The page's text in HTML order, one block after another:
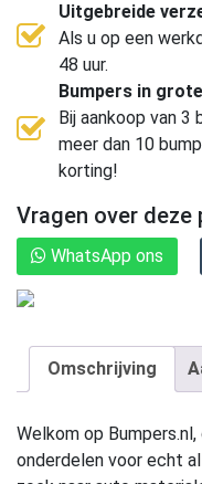
Uitgebreide
Als u op een
48 uur.
Bumpers in
Bij aankoop van 3
meer dan 10
korting!
Vragen over deze
WhatsApp ons
Omschrijving
Welkom op
onderdelen voor echt